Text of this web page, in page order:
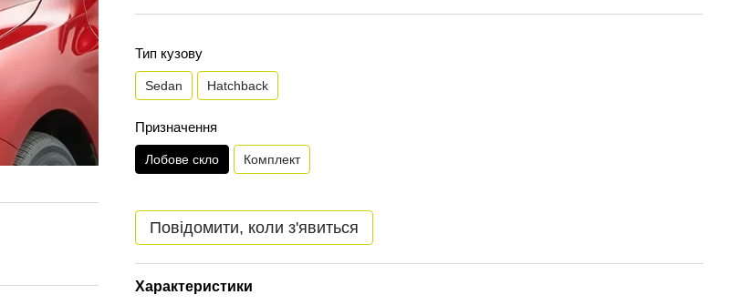
Тип кузову
Sedan Hatchback
Призначення
Лобове скло Комплект
Повідомити, коли з'явиться
Характеристики